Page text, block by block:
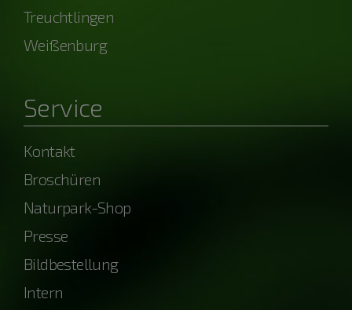
Treuchtlingen
Weißenburg
Service
Kontakt
Broschüren
Naturpark-Shop
Presse
Bildbestellung
Intern